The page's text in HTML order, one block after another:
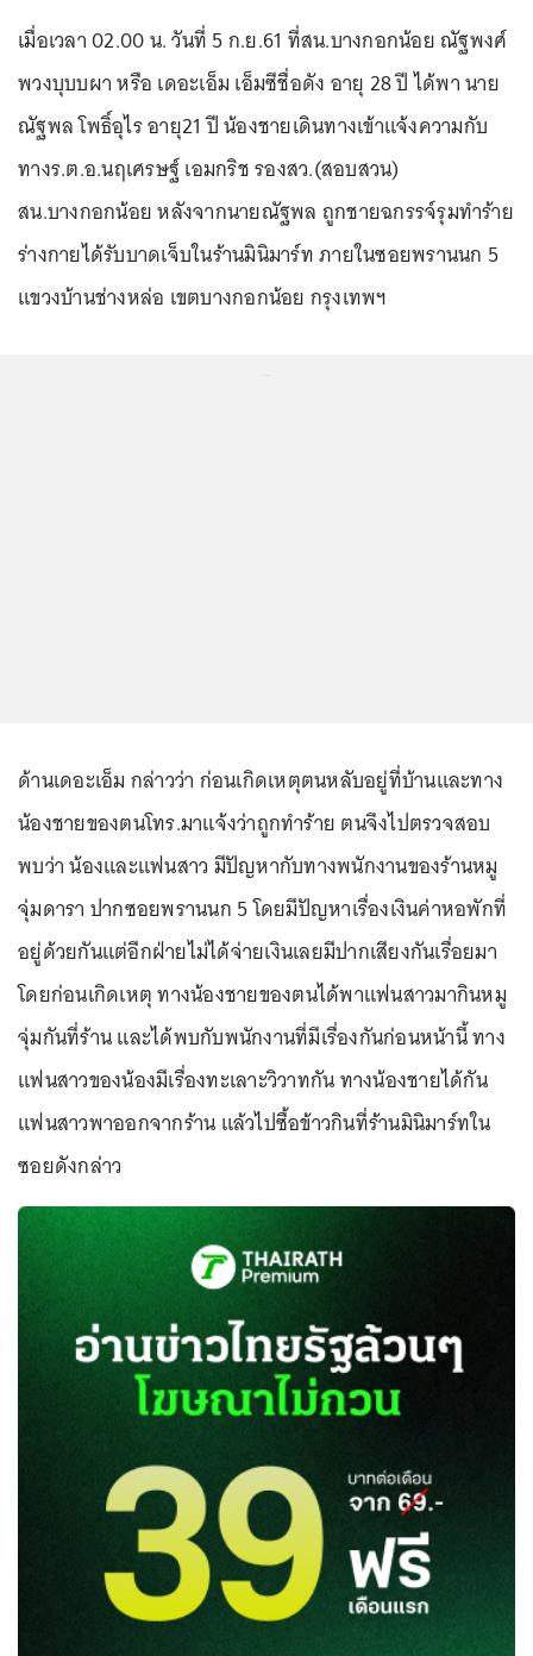
เมื่อเวลา 02.00 น. วันที่ 5 ก.ย.61 ที่สน.บางกอกน้อย ณัฐพงศ์
พวงบุบบผา หรือ เดอะเอ็ม เอ็มซีชื่อดัง อายุ 28 ปี ได้พา นาย
ณัฐพล โพธิ์อุไร อายุ21 ปี น้องชายเดินทางเข้าแจ้งความกับ
ทางร.ต.อ.นฤเศรษฐ์ เอมกริช รองสว.(สอบสวน)
สน.บางกอกน้อย หลังจากนายณัฐพล ถูกชายฉกรรจ์รุมทำร้าย
ร่างกายได้รับบาดเจ็บในร้านมินิมาร์ท ภายในซอยพรานนก 5
แขวงบ้านช่างหล่อ เขตบางกอกน้อย กรุงเทพฯ
ด้านเดอะเอ็ม กล่าวว่า ก่อนเกิดเหตุตนหลับอยู่ที่บ้านและทาง
น้องชายของตนโทร.มาแจ้งว่าถูกทำร้าย ตนจึงไปตรวจสอบ
พบว่า น้องและแฟนสาว มีปัญหากับทางพนักงานของร้านหมู
จุ่มดารา ปากซอยพรานนก 5 โดยมีปัญหาเรื่องเงินค่าหอพักที่
อยู่ด้วยกันแต่อีกฝ่ายไม่ได้จ่ายเงินเลยมีปากเสียงกันเรื่อยมา
โดยก่อนเกิดเหตุ ทางน้องชายของตนได้พาแฟนสาวมากินหมู
จุ่มกันที่ร้าน และได้พบกับพนักงานที่มีเรื่องกันก่อนหน้านี้ ทาง
แฟนสาวของน้องมีเรื่องทะเลาะวิวาทกัน ทางน้องชายได้กัน
แฟนสาวพาออกจากร้าน แล้วไปซื้อข้าวกินที่ร้านมินิมาร์ทใน
ซอยดังกล่าว